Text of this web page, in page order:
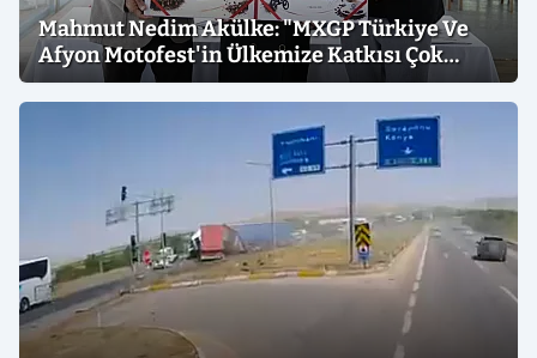
Mahmut Nedim Akülke: "MXGP Türkiye Ve
Afyon Motofest'in Ülkemize Katkısı Çok
Büyük"